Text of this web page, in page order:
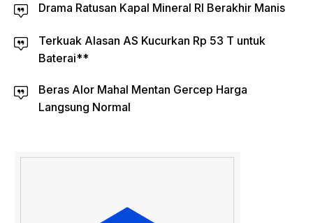
Drama Ratusan Kapal Mineral RI Berakhir Manis
Terkuak Alasan AS Kucurkan Rp 53 T untuk
Baterai**
Beras Alor Mahal Mentan Gercep Harga
Langsung Normal